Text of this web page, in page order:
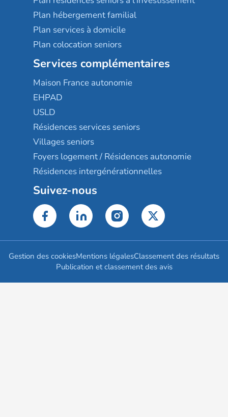
Plan hébergement familial
Plan services à domicile
Plan colocation seniors
Services complémentaires
Maison France autonomie
EHPAD
USLD
Résidences services seniors
Villages seniors
Foyers logement / Résidences autonomie
Résidences intergénérationnelles
Suivez-nous
Gestion des cookiesMentions légalesClassement des résultats
Publication et classement des avis